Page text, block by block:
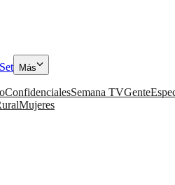
Más
ConfidencialesSemana TVGente
Mujeres